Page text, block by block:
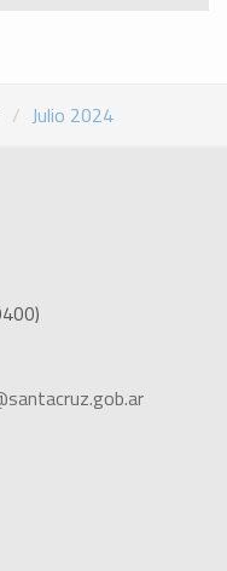
Julio 2024